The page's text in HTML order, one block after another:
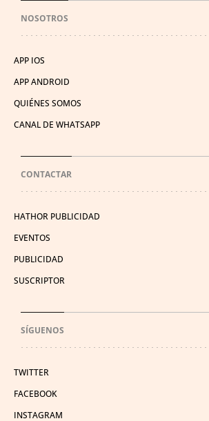
NOSOTROS
APP IOS
APP ANDROID
QUIÉNES SOMOS
CANAL DE WHATSAPP
CONTACTAR
HATHOR PUBLICIDAD
EVENTOS
PUBLICIDAD
SUSCRIPTOR
SÍGUENOS
TWITTER
FACEBOOK
INSTAGRAM